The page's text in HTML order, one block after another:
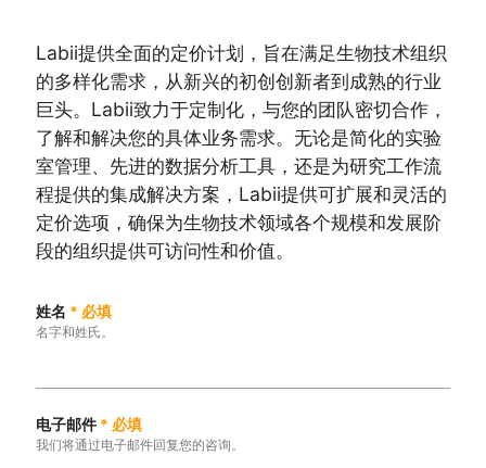
Labii提供全面的定价计划，旨在满足生物技术组织
的多样化需求，从新兴的初创创新者到成熟的行业
巨头。Labii致力于定制化，与您的团队密切合作，
了解和解决您的具体业务需求。无论是简化的实验
室管理、先进的数据分析工具，还是为研究工作流
程提供的集成解决方案，Labii提供可扩展和灵活的
定价选项，确保为生物技术领域各个规模和发展阶
段的组织提供可访问性和价值。
姓名 * 必填
名字和姓氏。
电子邮件* 必填
我们将通过电子邮件回复您的咨询。